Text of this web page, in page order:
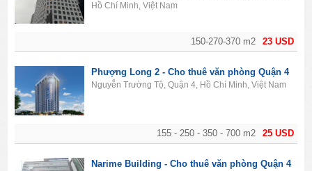
23 USD
150-270-370 m2
Hồ Chí Minh, Việt Nam
25 USD
155 - 250 - 350 - 700 m2
Phượng Long 2 - Cho thuê văn phòng Quận 4
Nguyễn Trường Tộ, Quận 4, Hồ Chí Minh, Việt Nam
Narime Building - Cho thuê văn phòng Quận 4